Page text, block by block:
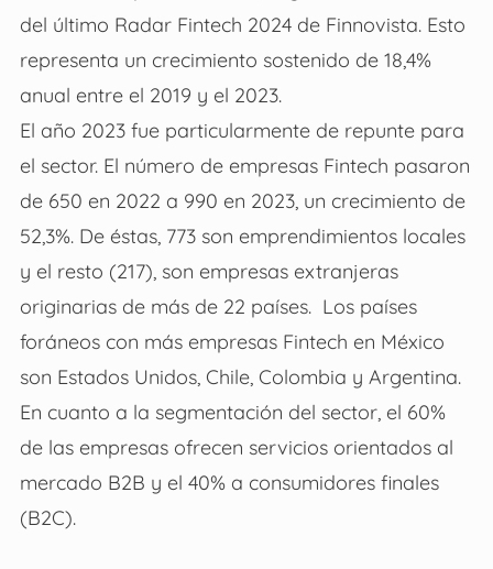
del último Radar Fintech 2024 de Finnovista. Esto
representa un crecimiento sostenido de 18,4%
anual entre el 2019 y el 2023.
El año 2023 fue particularmente de repunte para
el sector. El número de empresas Fintech pasaron
de 650 en 2022 a 990 en 2023, un crecimiento de
52,3%. De éstas, 773 son emprendimientos locales
y el resto (217), son empresas extranjeras
originarias de más de 22 países. Los países
foráneos con más empresas Fintech en México
son Estados Unidos, Chile, Colombia y Argentina.
En cuanto a la segmentación del sector, el 60%
de las empresas ofrecen servicios orientados al
mercado B2B y el 40% a consumidores finales
(B2C).